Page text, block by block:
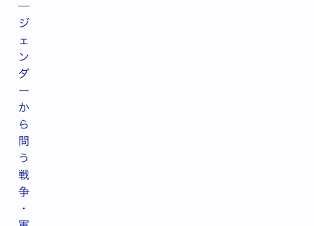
─
ジ
ェ
ン
ダ
ー
か
ら
問
う
戦
争
・